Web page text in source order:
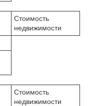
Стоимость
недвижимости
Стоимость
недвижимости